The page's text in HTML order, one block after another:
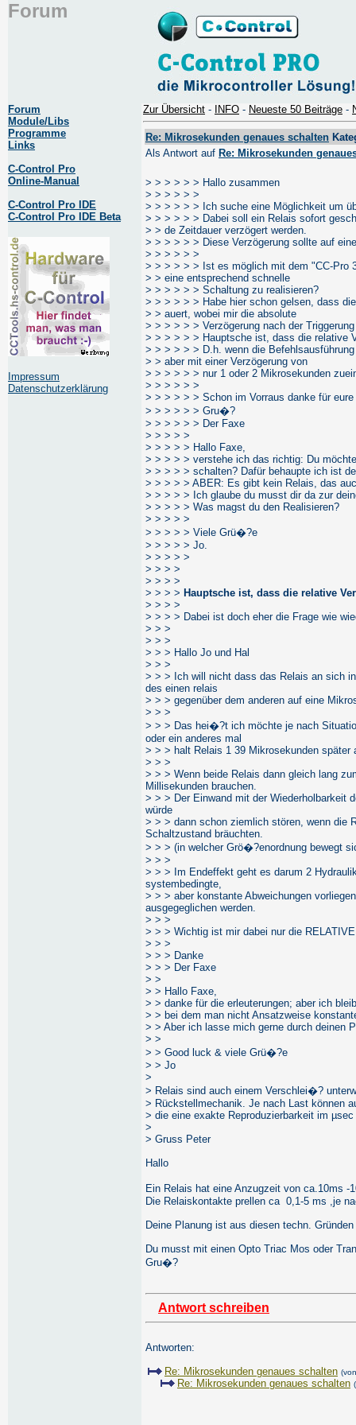
Forum
Forum
Module/Libs
Programme
Links
C-Control Pro
Online-Manual
C-Control Pro IDE
C-Control Pro IDE Beta
Impressum
Datenschutzerklärung
Zur Übersicht - INFO - Neueste 50 Beiträge -
Re: Mikrosekunden genaues schalten
Als Antwort auf Re: Mikrosekunden
> > > > > > Hallo zusammen
> > > > > >
> > > > > > Ich suche eine Möglichkeit um
> > > > > > Dabei soll ein Relais sofort
> > de Zeitdauer verzögert werden.
> > > > > > Diese Verzögerung sollte auf
> > > > > >
> > > > > > Ist es möglich mit dem "CC-Pro
> > eine entsprechend schnelle
> > > > > > Schaltung zu realisieren?
> > > > > > Habe hier schon gelsen, dass
> > auert, wobei mir die absolute
> > > > > > Verzögerung nach der
> > > > > > Hauptsche ist, dass die relative
> > > > > > D.h. wenn die
> > aber mit einer Verzögerung von
> > > > > > nur 1 oder 2 Mikrosekunden
> > > > > >
> > > > > > Schon im Vorraus danke für eure
> > > > > > Gru�?
> > > > > > Der Faxe
> > > > >
> > > > > Hallo Faxe,
> > > > > verstehe ich das richtig: Du
> > > > > schalten? Dafür behaupte ich ist
> > > > > ABER: Es gibt kein Relais, das
> > > > > Ich glaube du musst dir da zur
> > > > > Was magst du den Realisieren?
> > > > >
> > > > > Viele Grü�?e
> > > > > Jo.
> > > > >
> > > >
> > > >
> > > > Hauptsche ist, dass die relative
> > > >
> > > > Dabei ist doch eher die Frage wie
> > >
> > >
> > > Hallo Jo und Hal
> > >
> > > Ich will nicht dass das Relais an sich
des einen relais
> > > gegenüber dem anderen auf eine
> > >
> > > Das hei�?t ich möchte je nach
oder ein anderes mal
> > > halt Relais 1 39 Mikrosekunden später
> > >
> > > Wenn beide Relais dann gleich lang
Millisekunden brauchen.
> > > Der Einwand mit der Wiederholbarkeit
würde
> > > dann schon ziemlich stören, wenn die
Schaltzustand bräuchten.
> > > (in welcher Grö�?enordnung bewegt
> > >
> > > Im Endeffekt geht es darum 2
systembedingte,
> > > aber konstante Abweichungen
ausgegeglichen werden.
> > >
> > > Wichtig ist mir dabei nur die
> > >
> > > Danke
> > > Der Faxe
> >
> > Hallo Faxe,
> > danke für die erleuterungen; aber ich
> > bei dem man nicht Ansatzweise
> > Aber ich lasse mich gerne durch deinen
> >
> > Good luck & viele Grü�?e
> > Jo
>
> Relais sind auch einem Verschlei�?
> Rückstellmechanik. Je nach Last können
> die eine exakte Reproduzierbarkeit im
>
> Gruss Peter
Hallo
Ein Relais hat eine Anzugzeit von ca.10ms
Die Relaiskontakte prellen ca 0,1-5 ms ,je
Deine Planung ist aus diesen techn.
Du musst mit einen Opto Triac Mos oder
Gru�?
Antwort schreiben
Antworten:
Re: Mikrosekunden genaues schalten
Re: Mikrosekunden genaues schalten